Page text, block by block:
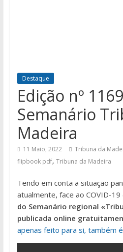
Destaque
Edição nº
Semanário
Madeira
11 Maio, 2022 Tribuna da
flipbook pdf, Tribuna da Madeira
Tendo em conta a situação
atualmente, face ao COVID-19
do Semanário regional
publicada online
apenas feito para si, também